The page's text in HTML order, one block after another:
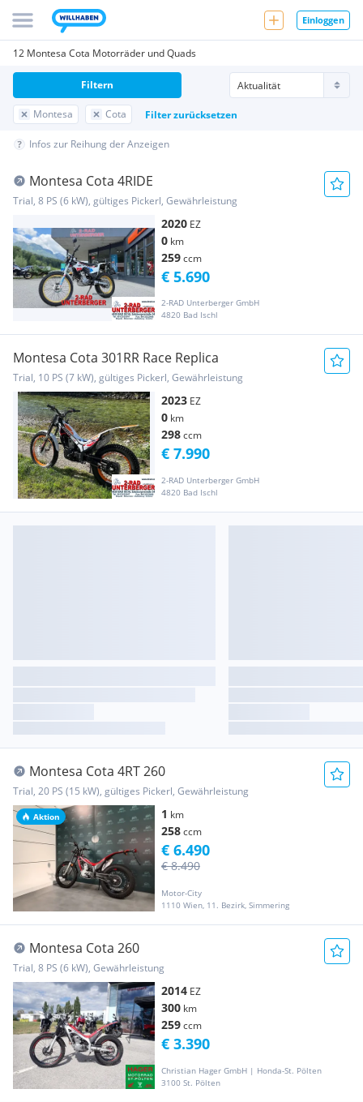
Einloggen
12 Montesa Cota Motorräder und Quads
Montesa Cota Filter zurücksetzen
Filtern
Infos zur Reihung der Anzeigen
Montesa Cota 4RIDE
Trial, 8 PS (6 kW), gültiges Pickerl, Gewährleistung
2020 EZ
0 km
259ccm
2-RAD Unterberger GmbH
4820 Bad Ischl
€ 5.690
Montesa Cota 301RR Race Replica
Trial, 10 PS (7 kW), gültiges Pickerl, Gewährleistung
2023 EZ
0 km
298ccm
2-RAD Unterberger GmbH
4820 Bad Ischl
€ 7.990
Aktion
Montesa Cota 4RT 260
Trial, 20 PS (15 kW), gültiges Pickerl, Gewährleistung
1 km
258ccm
Motor-City
1110 Wien, 11. Bezirk, Simmering
€ 8.490
€ 6.490
Montesa Cota 260
Trial, 8 PS (6 kW), Gewährleistung
2014 EZ
300 km
259ccm
Christian Hager GmbH | Honda-St. Pölten
3100 St. Pölten
€ 3.390